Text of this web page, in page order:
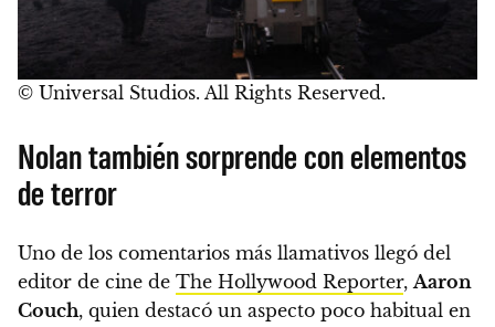
© Universal Studios. All Rights Reserved.
Nolan también sorprende con elementos
de terror
Uno de los comentarios más llamativos llegó del
editor de cine de The Hollywood Reporter,Aaron
Couch, quien destacó un aspecto poco habitual en